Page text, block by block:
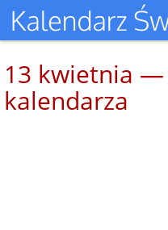
13 kwietnia
kalendarza